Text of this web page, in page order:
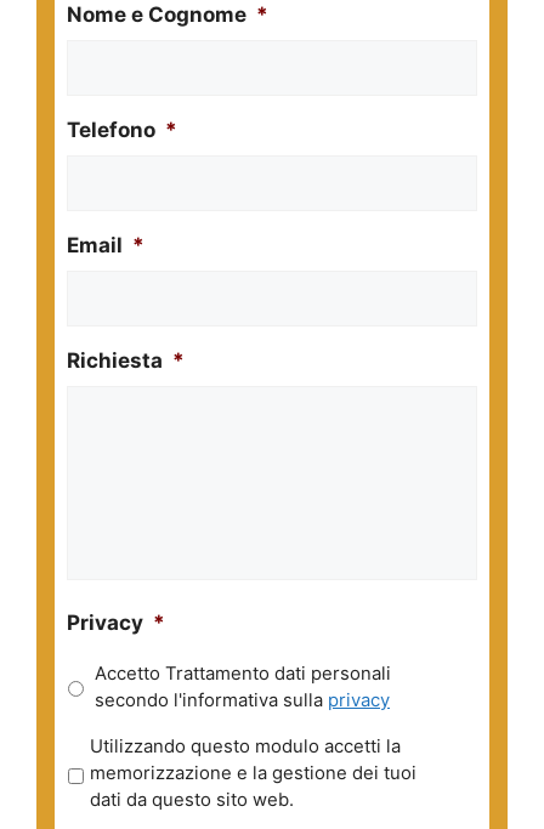
Nome e Cognome *
Telefono *
Email *
Richiesta *
Privacy *
Accetto Trattamento dati personali
secondo l'informativa sulla privacy
r
Utilizzando questo modulo accetti la
memorizzazione e la gestione dei tuoi
dati da questo sito web.